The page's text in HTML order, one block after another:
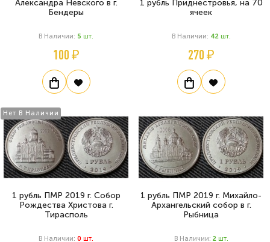
Александра Невского в г.
Бендеры
В Наличии: 5 Шт.
100 ₽
1 рубль Приднестровья, на 70
ячеек
В Наличии: 42 Шт.
270 ₽
Нет В Наличии
1 рубль ПМР 2019 г. Собор
Рождества Христова г.
Тирасполь
В Наличии: 0 Шт.
1 рубль ПМР 2019 г. Михайло-
Архангельский собор в г.
Рыбница
В Наличии: 2 Шт.